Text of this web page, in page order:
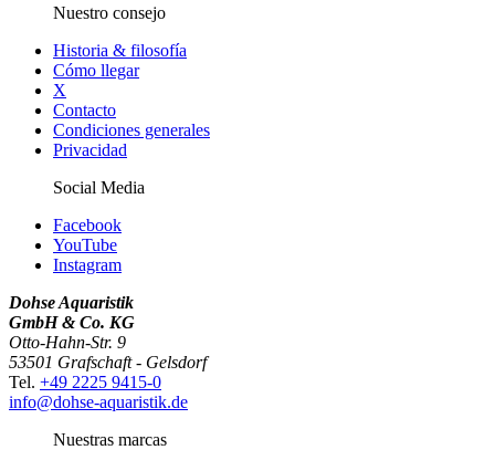
Nuestro consejo
Historia & filosofía
Cómo llegar
X
Contacto
Condiciones generales
Privacidad
Social Media
Facebook
YouTube
Instagram
Dohse Aquaristik
GmbH & Co. KG
Otto-Hahn-Str. 9
53501 Grafschaft - Gelsdorf
Tel. +49 2225 9415-0
info@dohse-aquaristik.de
Nuestras marcas